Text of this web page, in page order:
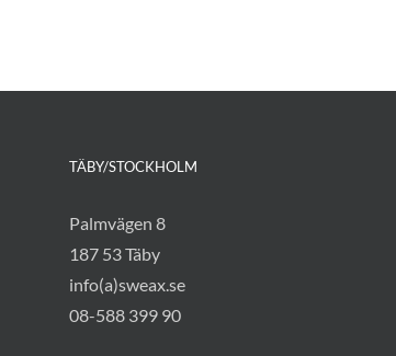
TÄBY/STOCKHOLM
Palmvägen 8
187 53 Täby
info(a)sweax.se
08-588 399 90